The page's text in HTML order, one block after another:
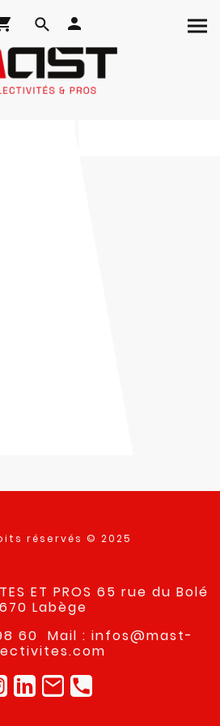
réservés © 2025
ET PROS 65 rue du Bolé
Labège
60 Mail : infos@mast-